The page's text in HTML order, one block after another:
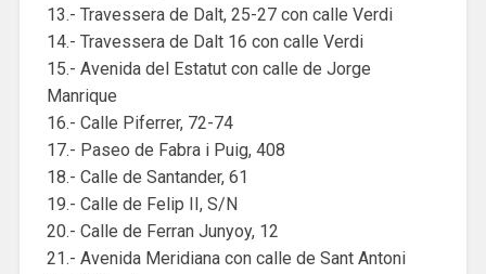
13.- Travessera de Dalt, 25-27 con calle Verdi
14.- Travessera de Dalt 16 con calle Verdi
15.- Avenida del Estatut con calle de Jorge
Manrique
16.- Calle Piferrer, 72-74
17.- Paseo de Fabra i Puig, 408
18.- Calle de Santander, 61
19.- Calle de Felip II, S/N
20.- Calle de Ferran Junyoy, 12
21.- Avenida Meridiana con calle de Sant Antoni